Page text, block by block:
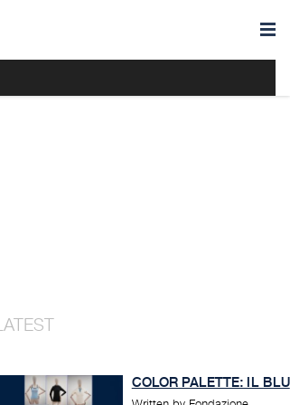
COLOR PALETTE: IL BLU